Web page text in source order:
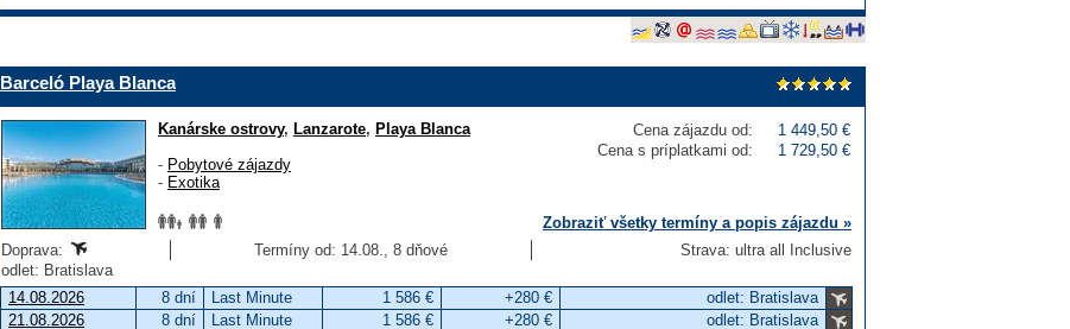
Barceló Playa Blanca
Cena zájazdu od:
1 449,50 €
Cena s príplatkami od:
1 729,50 €
Kanárske ostrovy, Lanzarote, Playa Blanca
- Pobytové zájazdy
- Exotika
Zobraziť všetky termíny a popis zájazdu »
Doprava:
Termíny od: 14.08., 8 dňové
Strava: ultra all Inclusive
odlet: Bratislava
14.08.2026
8 dní Last Minute 1 586 € +280 €
odlet: Bratislava
21.08.2026
8 dní Last Minute 1 586 € +280 € odlet: Bratislava